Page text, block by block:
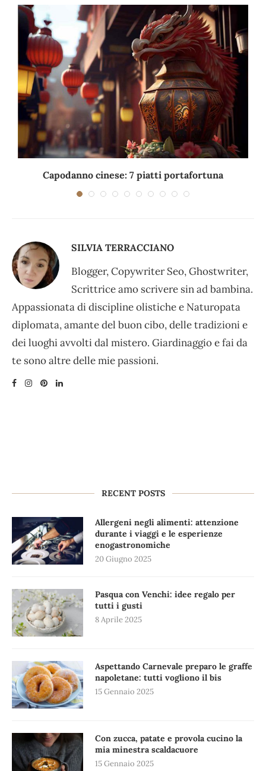
Capodanno cinese: 7 piatti portafortuna
SILVIA TERRACCIANO
Blogger, Copywriter Seo, Ghostwriter,
Scrittrice amo scrivere sin ad bambina.
Appassionata di discipline olistiche e Naturopata
diplomata, amante del buon cibo, delle tradizioni e
dei luoghi avvolti dal mistero. Giardinaggio e fai da
te sono altre delle mie passioni.
RECENT POSTS
Allergeni negli alimenti: attenzione
durante i viaggi e le esperienze
enogastronomiche
20 Giugno 2025
Pasqua con Venchi: idee regalo per
tutti i gusti
8 Aprile 2025
Aspettando Carnevale preparo le graffe
napoletane: tutti vogliono il bis
15 Gennaio 2025
Con zucca, patate e provola cucino la
mia minestra scaldacuore
15 Gennaio 2025